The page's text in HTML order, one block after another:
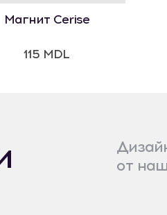
Магнит Cerise
115 MDL
от